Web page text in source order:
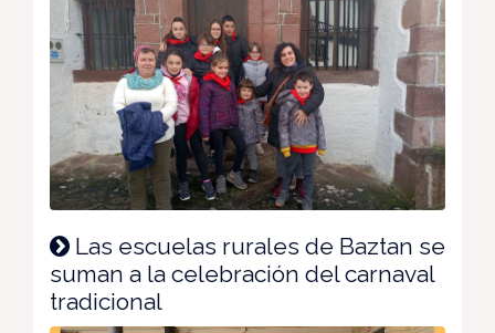
Las escuelas rurales de Baztan se
suman a la celebración del carnaval
tradicional